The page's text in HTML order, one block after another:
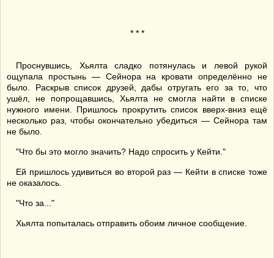
* * *
Проснувшись, Хьялта сладко потянулась и левой рукой
ощупала простынь — Сейнора на кровати определённо не
было. Раскрыв список друзей, дабы отругать его за то, что
ушёл, не попрощавшись, Хьялта не смогла найти в списке
нужного имени. Пришлось прокрутить список вверх-вниз ещё
несколько раз, чтобы окончательно убедиться — Сейнора там
не было.
"Что бы это могло значить? Надо спросить у Кейти."
Ей пришлось удивиться во второй раз — Кейти в списке тоже
не оказалось.
"Что за..."
Хьялта попыталась отправить обоим личное сообщение.